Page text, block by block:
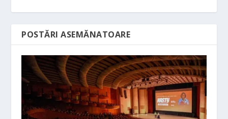
POSTĂRI ASEMĂNATOARE